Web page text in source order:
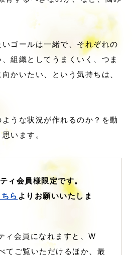
ゴールは一緒で、それぞれの
組織としてうまくいく、つま
かいたい、という気持ちは、
うな状況が作れるのか？を動
います。
会員様限定です。
ら よりお願いいたしま
ィ会員になれますと、W
てご覧いただけるほか、最